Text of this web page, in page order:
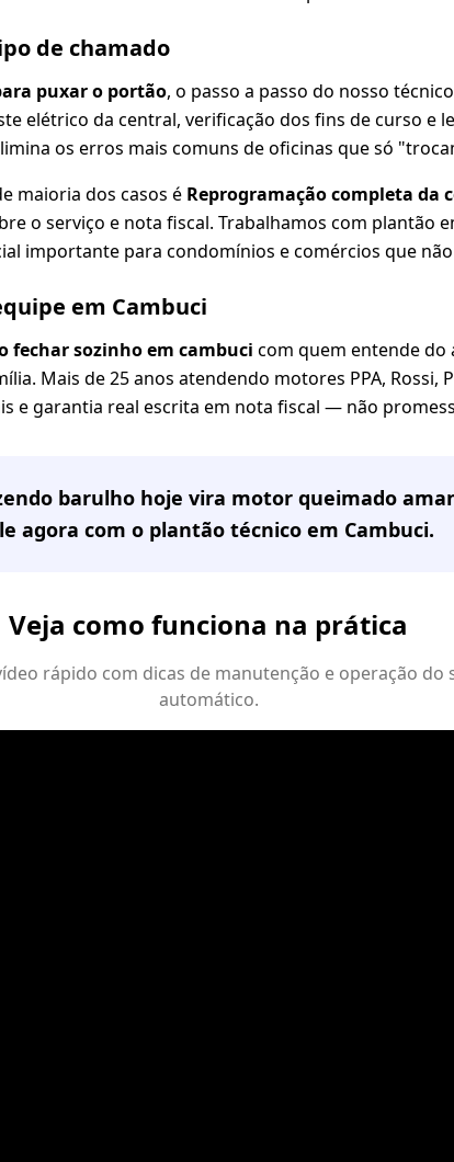
de chamado
puxar o portão, o passo a passo do nosso
elétrico da central, verificação dos fins de curso e
os erros mais comuns de oficinas que só
maioria dos casos é Reprogramação completa da
o serviço e nota fiscal. Trabalhamos com plantão
importante para condomínios e comércios que
em Cambuci
fechar sozinho em cambuci com quem entende do
Mais de 25 anos atendendo motores PPA, Rossi,
e garantia real escrita em nota fiscal — não
barulho hoje vira motor queimado
agora com o plantão técnico em Cambuci.
Veja como funciona na prática
rápido com dicas de manutenção e operação do
automático.